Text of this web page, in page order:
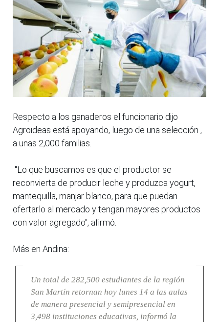
Respecto a los ganaderos el funcionario dijo
Agroideas está apoyando, luego de una selección ,
a unas 2,000 familias.
"Lo que buscamos es que el productor se
reconvierta de producir leche y produzca yogurt,
mantequilla, manjar blanco, para que puedan
ofertarlo al mercado y tengan mayores productos
con valor agregado", afirmó.
Más en Andina:
Un total de 282,500 estudiantes de la región
San Martín retornan hoy lunes 14 a las aulas
de manera presencial y semipresencial en
3,498 instituciones educativas, informó la